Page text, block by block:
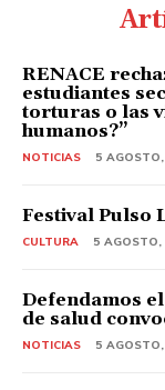
RENACE
estudiantes
torturas o las
humanos?”
NOTICIAS 5
Festival Pulso
CULTURA 5
Defendamos
de salud
NOTICIAS 5